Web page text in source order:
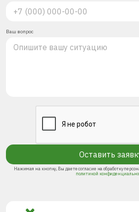
Ваш вопрос
Оставить
Нажимая на кнопку, Вы даете согласие на обработку
политикой